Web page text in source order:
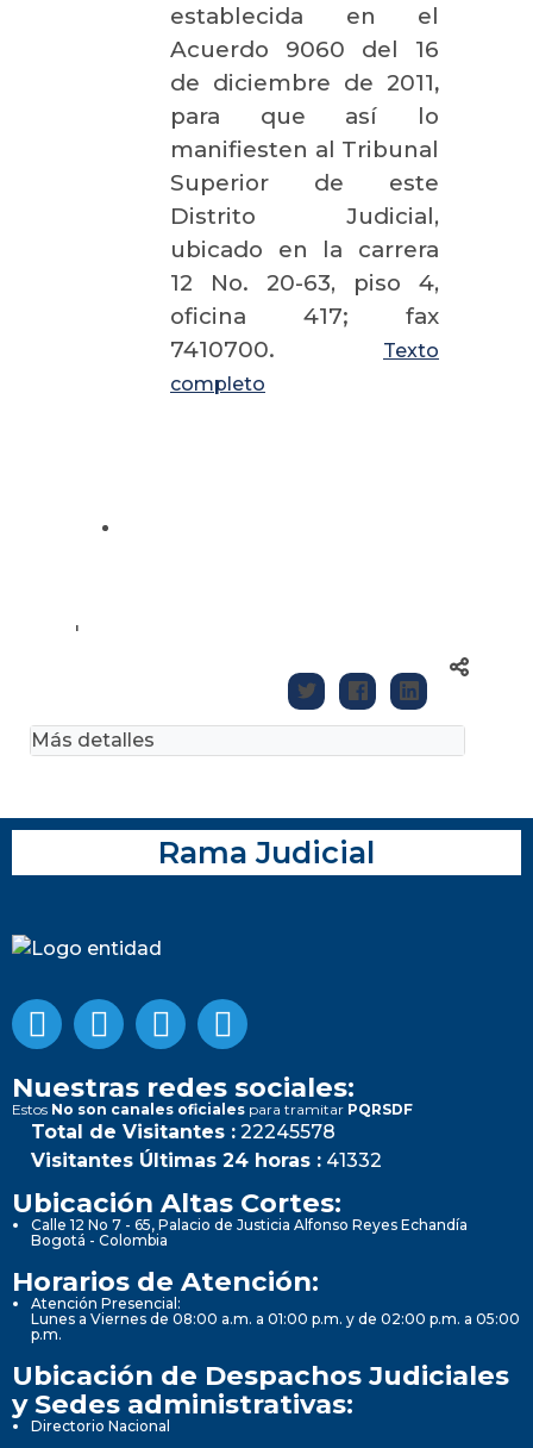
establecida en el
Acuerdo 9060 del 16
de diciembre de 2011,
para que así lo
manifiesten al Tribunal
Superior de este
Distrito Judicial,
ubicado en la carrera
12 No. 20-63, piso 4,
oficina 417; fax
7410700.
Texto
completo
'
Más detalles
Rama Judicial
Nuestras redes sociales:
Estos No son canales oficiales para tramitar PQRSDF
Total de Visitantes : 22245578
Visitantes Últimas 24 horas : 41332
Ubicación Altas Cortes:
Calle 12 No 7 - 65, Palacio de Justicia Alfonso Reyes Echandía
Bogotá - Colombia
Horarios de Atención:
Atención Presencial:
Lunes a Viernes de 08:00 a.m. a 01:00 p.m. y de 02:00 p.m. a 05:00
p.m.
Ubicación de Despachos Judiciales
y Sedes administrativas:
Directorio Nacional